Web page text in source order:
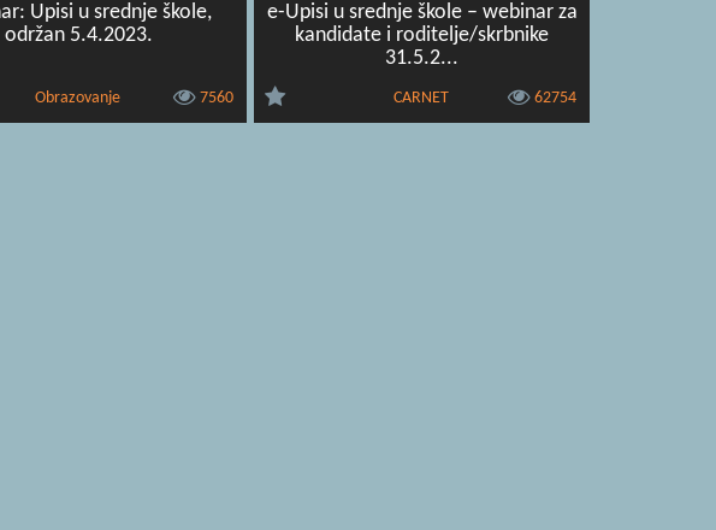
Upisi u srednje škole,
održan 5.4.2023.
Obrazovanje 7560
e-Upisi u srednje škole – webinar za
kandidate i roditelje/skrbnike
31.5.2...
CARNET 62754